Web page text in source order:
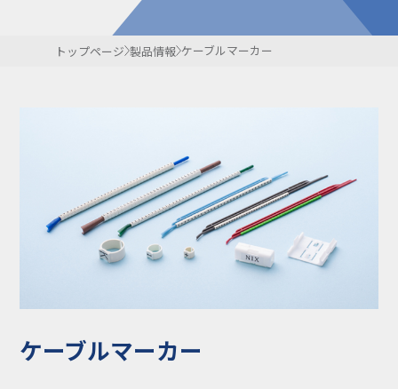
よくあるご質問
ビリティ
利用規約
個人情報保護方
トップページ 製品情報 ケーブルマーカー
ケーブルマーカー